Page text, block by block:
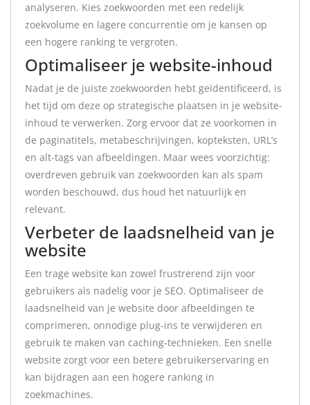
analyseren. Kies zoekwoorden met een redelijk
zoekvolume en lagere concurrentie om je kansen op
een hogere ranking te vergroten.
Optimaliseer je website-inhoud
Nadat je de juiste zoekwoorden hebt geïdentificeerd, is
het tijd om deze op strategische plaatsen in je website-
inhoud te verwerken. Zorg ervoor dat ze voorkomen in
de paginatitels, metabeschrijvingen, kopteksten, URL’s
en alt-tags van afbeeldingen. Maar wees voorzichtig:
overdreven gebruik van zoekwoorden kan als spam
worden beschouwd, dus houd het natuurlijk en
relevant.
Verbeter de laadsnelheid van je
website
Een trage website kan zowel frustrerend zijn voor
gebruikers als nadelig voor je SEO. Optimaliseer de
laadsnelheid van je website door afbeeldingen te
comprimeren, onnodige plug-ins te verwijderen en
gebruik te maken van caching-technieken. Een snelle
website zorgt voor een betere gebruikerservaring en
kan bijdragen aan een hogere ranking in
zoekmachines.